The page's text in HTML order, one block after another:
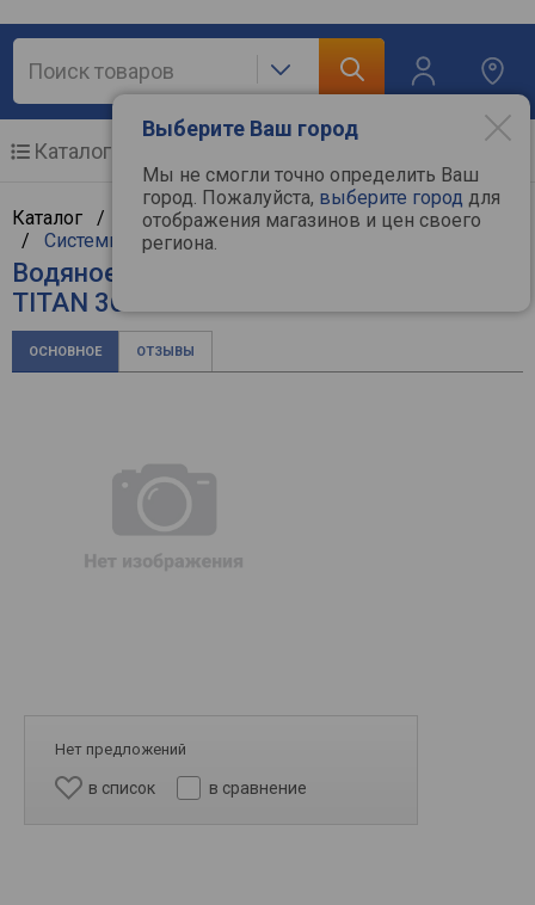
Выберите Ваш город
Мы не смогли точно определить Ваш
город. Пожалуйста, выберите город для
отображения магазинов и цен своего
региона.
Каталог
Каталог / Компьютерная техника/ Комплектующие
/ Системы охлаждения
Водяное охлаждение Corsair iCUE LINK
TITAN 360 RX LCD Black
ОСНОВНОЕ ОТЗЫВЫ
Нет предложений
в список в сравнение